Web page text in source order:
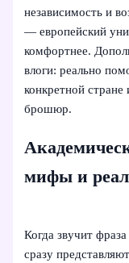
независимость и
— европейский
комфортнее.
влоги: реально
конкретной стране
брошюр.
мифы и
Когда звучит
сразу